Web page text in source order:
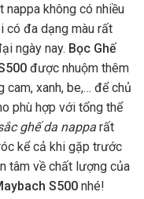
không có nhiều
có đa dạng màu rất
ngày nay. Bọc Ghế
được nhuộm thêm
cam, xanh, be,… để chủ
phù hợp với tổng thể
ghế da nappa rất
kể cả khi gặp trước
tâm về chất lượng của
S500 nhé!